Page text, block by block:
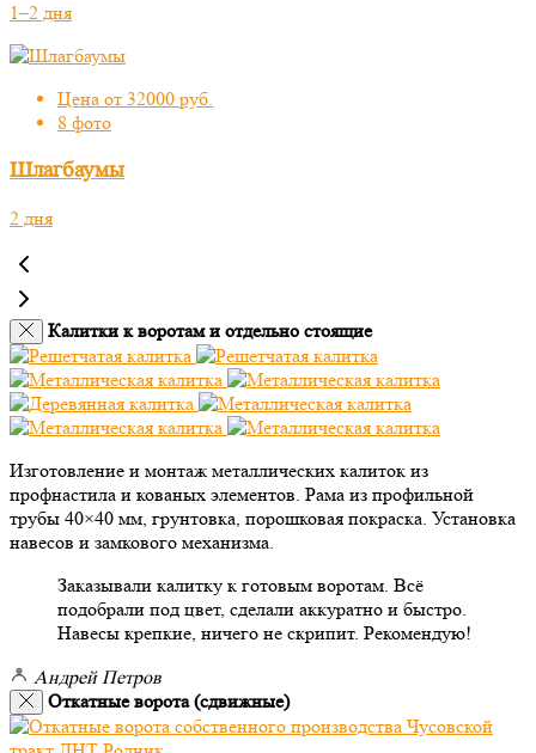
1–2 дня
Цена от 32000 руб.
8 фото
Шлагбаумы
2 дня
Калитки к воротам и отдельно стоящие
Изготовление и монтаж металлических калиток из
профнастила и кованых элементов. Рама из профильной
трубы 40×40 мм, грунтовка, порошковая покраска. Установка
навесов и замкового механизма.
Заказывали калитку к готовым воротам. Всё
подобрали под цвет, сделали аккуратно и быстро.
Навесы крепкие, ничего не скрипит. Рекомендую!
Андрей Петров
Откатные ворота (сдвижные)